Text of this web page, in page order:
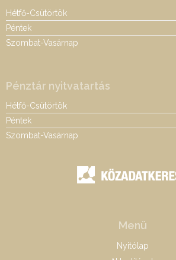
Hétfő-Csütörtök
Péntek
Szombat-Vasárnap
Pénztár nyitvatartás
Hétfő-Csütörtök
Péntek
Szombat-Vasárnap
Menü
Nyitólap